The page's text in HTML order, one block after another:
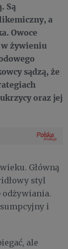
Są
a
Owoce
w żywieniu
sądzą, że
oraz jej
Główną
styl
odżywiania.
i
ale